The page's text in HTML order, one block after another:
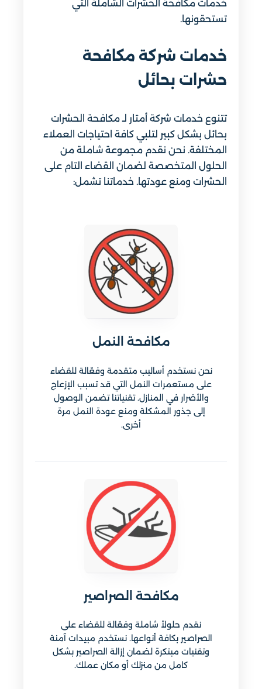
خدمات مكافحة الحشرات الشاملة التي
تستحقونها.
خدمات شركة مكافحة
حشرات بحائل
تتنوع خدمات شركة أمتار لـ مكافحة الحشرات
بحائل بشكل كبير لتلبي كافة احتياجات العملاء
المختلفة. نحن نقدم مجموعة شاملة من
الحلول المتخصصة لضمان القضاء التام على
الحشرات ومنع عودتها. خدماتنا تشمل:
مكافحة النمل
نحن نستخدم أساليب متقدمة وفعّالة للقضاء
على مستعمرات النمل التي قد تسبب الإزعاج
والأضرار في المنازل. تقنياتنا تضمن الوصول
إلى جذور المشكلة ومنع عودة النمل مرة
أخرى.
مكافحة الصراصير
نقدم حلولاً شاملة وفعّالة للقضاء على
الصراصير بكافة أنواعها. نستخدم مبيدات آمنة
وتقنيات مبتكرة لضمان إزالة الصراصير بشكل
كامل من منزلك أو مكان عملك.